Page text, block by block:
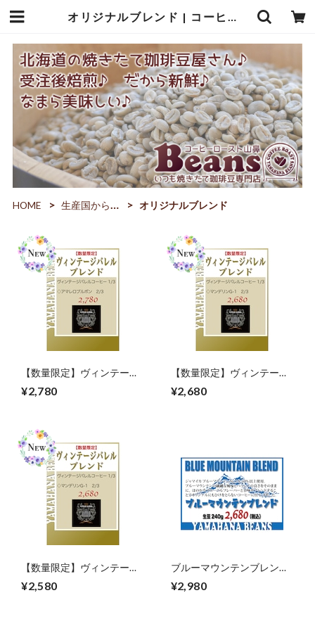
オリジナルブレンド | コーヒーロースト山鼻Beans
HOME 生産国から選ぶ オリジナルブレンド
【数量限定】ヴィンテージ
ブルボン）【オリジナルブ
¥2,780
【数量限定】ヴィンテージ
ンG-1）【オリジナルブレ
¥2,680
【数量限定】ヴィンテージ
SHB）【オリジナルブレン
¥2,580
ブルーマウンテンブレンド
豆240gを焙煎
¥2,980